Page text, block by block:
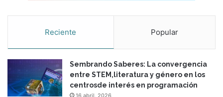
Reciente Popular
Sembrando Saberes: La convergencia
entre STEM,literatura y género en los
centrosde interés en programación
16 abril, 2026